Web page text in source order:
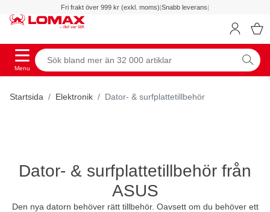
Fri frakt över 999 kr (exkl. moms)|Snabb leverans|
Menu
Startsida Elektronik Dator- & surfplattetillbehör
Dator- & surfplattetillbehör från
ASUS
Den nya datorn behöver rätt tillbehör. Oavsett om du behöver ett